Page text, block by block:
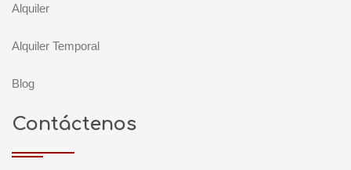
Alquiler
Alquiler Temporal
Blog
Contáctenos